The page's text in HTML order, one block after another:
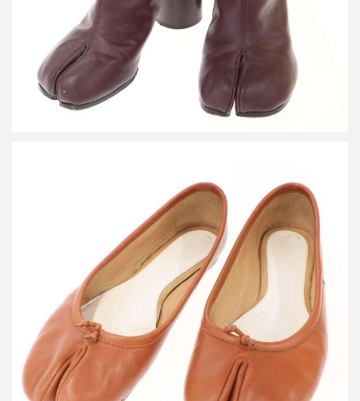
メゾン マルタン マルジェラ 22 Tabi ballet タビ フラット バレエ
パンプス
買取金額24,000円
詳しく見る